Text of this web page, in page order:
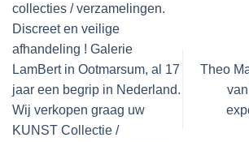
collecties / verzamelingen.
Discreet en veilige
afhandeling ! Galerie
LamBert in Ootmarsum, al 17
jaar een begrip in Nederland.
Wij verkopen graag uw
KUNST Collectie /
Theo